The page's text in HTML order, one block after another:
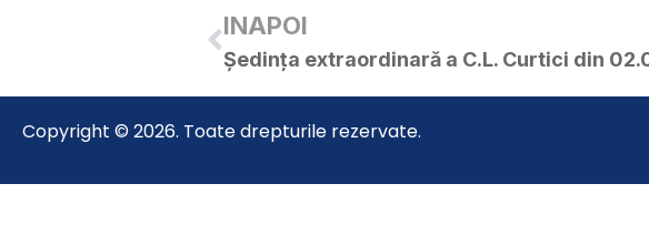
INAPOI
Ședința extraordinară a C.L. Curtici din
Copyright © 2026. Toate drepturile rezervate.